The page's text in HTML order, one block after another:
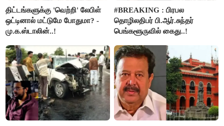
திட்டங்களுக்கு 'வெற்றி' லேபிள்
ஒட்டினால் மட்டுமே போதுமா? -
மு.க.ஸ்டாலின்..!
#BREAKING : பிரபல
தொழிலதிபர் பி.ஆர்.சுந்தர்
பெங்களூருவில் கைது..!